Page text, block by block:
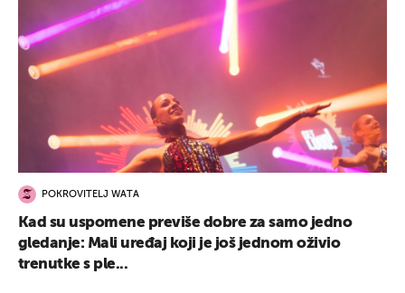
POKROVITELJ WATA
Kad su uspomene previše dobre za samo jedno
gledanje: Mali uređaj koji je još jednom oživio
trenutke s ple...